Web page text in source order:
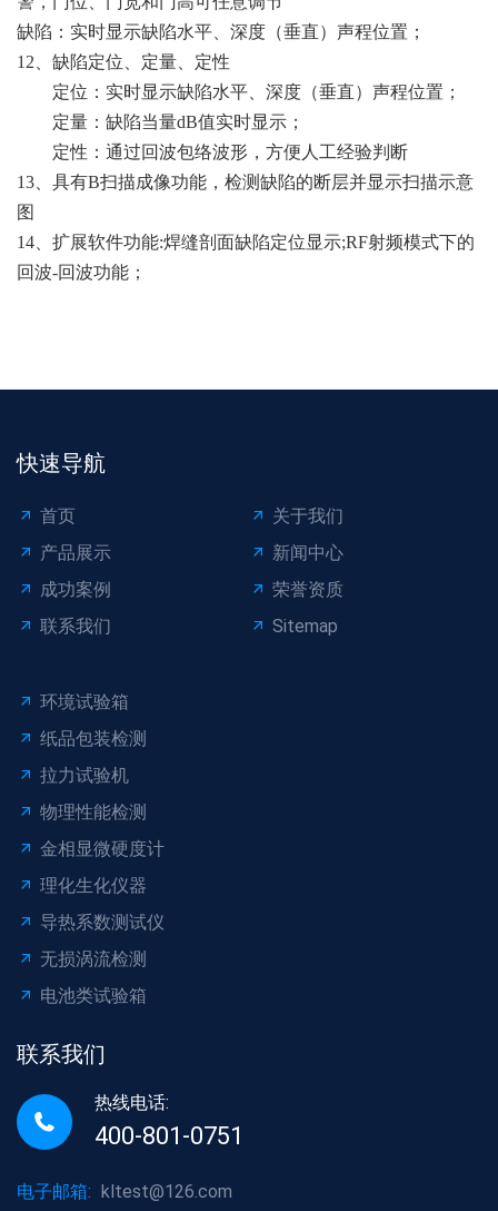
缺陷：实时显示缺陷水平、深度（垂直）声程位置；
12、缺陷定位、定量、定性
定位：实时显示缺陷水平、深度（垂直）声程位置；
定量：缺陷当量dB值实时显示；
定性：通过回波包络波形，方便人工经验判断
13、 具有B扫描成像功能，检测缺陷的断层并显示扫描示意
图
14、 扩展软件功能:焊缝剖面缺陷定位显示;RF射频模式下的
回波-回波功能；
快速导航
首页
关于我们
产品展示
新闻中心
成功案例
荣誉资质
联系我们
Sitemap
环境试验箱
纸品包装检测
拉力试验机
物理性能检测
金相显微硬度计
理化生化仪器
导热系数测试仪
无损涡流检测
电池类试验箱
联系我们
热线电话:
400-801-0751
电子邮箱: kltest@126.com